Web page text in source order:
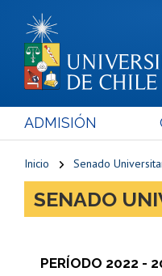
ADMISIÓN
Inicio Senado
SENADO
PERÍODO 2022 -